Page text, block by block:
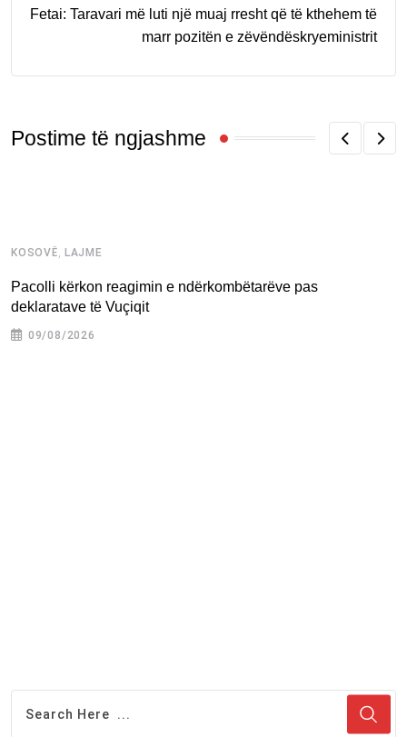
Fetai: Taravari më luti një muaj rresht që të kthehem të
marr pozitën e zëvëndëskryeministrit
Postime të ngjashme
KOSOVË, LAJME
Pacolli kërkon reagimin e ndërkombëtarëve pas
deklaratave të Vuçiqit
09/08/2026